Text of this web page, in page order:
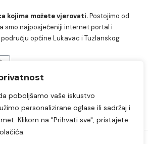
poboljšamo vaše iskustvo
personalizirane oglase ili sadržaj i
Klikom na "Prihvati sve", pristajete
kojima možete vjerovati.Postojimo od
smo najposjećeniji internet portal i
općine Lukavac i Tuzlanskog
Crna hronika
Sport
Slobodno vrijeme